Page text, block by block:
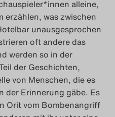
alleine,
erzählen, was zwischen
unausgesprochen
oft andere das
werden so in der
der Geschichten,
von Menschen, die es
der Erinnerung gäbe. Es
Orit vom Bombenangriff